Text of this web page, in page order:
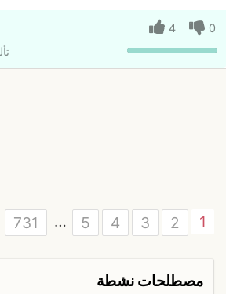
0
4
1
2
3
4
5
…
731
مصطلحات نشطة